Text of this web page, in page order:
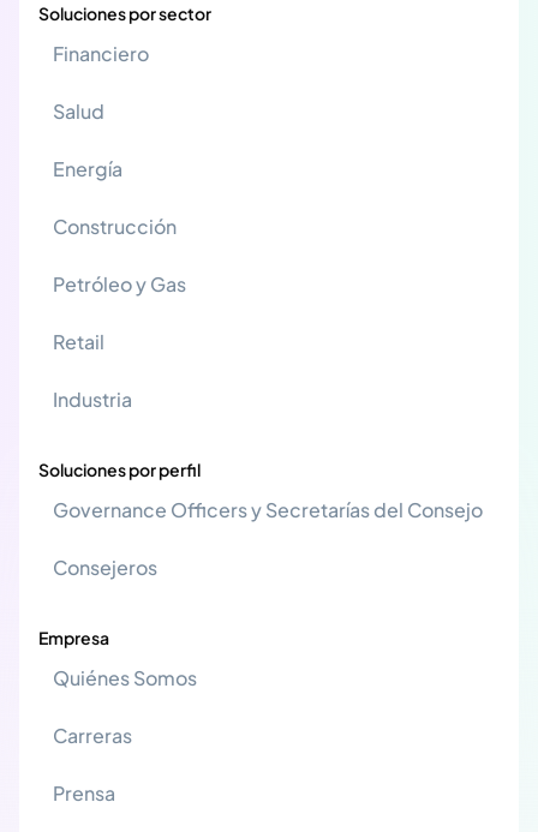
Soluciones por sector
Financiero
Salud
Energía
Construcción
Petróleo y Gas
Retail
Industria
Soluciones por perfil
Governance Officers y Secretarías del Consejo
Consejeros
Empresa
Quiénes Somos
Carreras
Prensa